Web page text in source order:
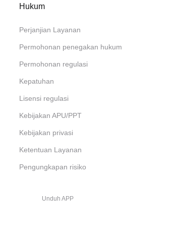
Hukum
Perjanjian Layanan
Permohonan penegakan hukum
Permohonan regulasi
Kepatuhan
Lisensi regulasi
Kebijakan APU/PPT
Kebijakan privasi
Ketentuan Layanan
Pengungkapan risiko
Unduh APP